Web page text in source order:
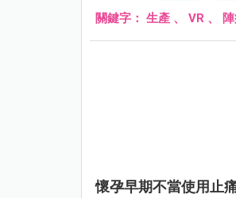
關鍵字： 生產 、 VR 、
懷孕早期不當使用止